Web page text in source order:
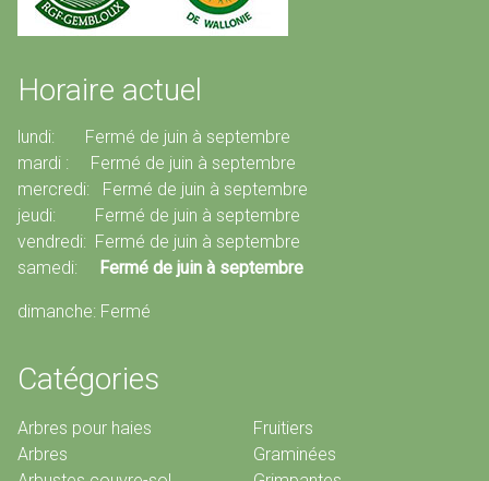
Horaire actuel
lundi: Fermé de juin à septembre
mardi : Fermé de juin à septembre
mercredi: Fermé de juin à septembre
jeudi: Fermé de juin à septembre
vendredi: Fermé de juin à septembre
samedi:
Fermé de juin à septembre
dimanche: Fermé
Catégories
Arbres pour haies
Arbres
Fruitiers
Graminées